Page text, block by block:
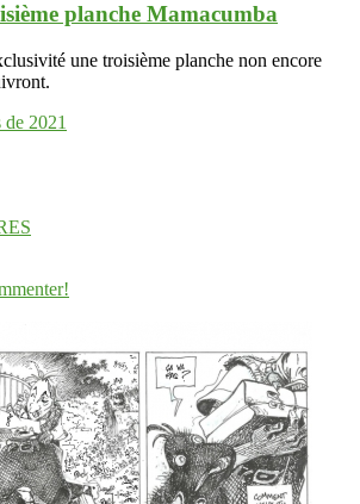
planche Mamacumba
une troisième planche non encore
2021